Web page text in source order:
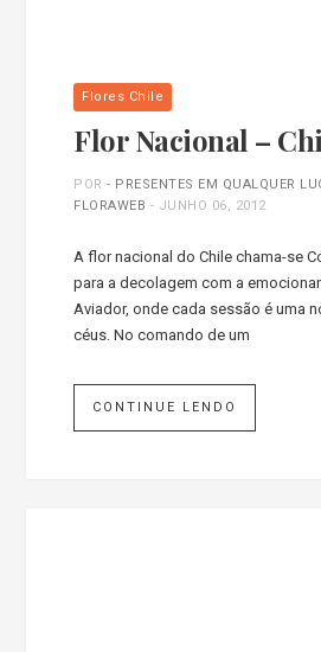
Flores Chile
Flor Nacional –
POR- PRESENTES EM QUALQUER
FLORAWEB - JUNHO 06, 2012
A flor nacional do Chile chama-se
para a decolagem com a
Aviador, onde cada sessão é uma
céus. No comando de um
CONTINUE LENDO